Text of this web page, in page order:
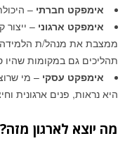
אימפקט חברתי –
אימפקט ארגוני – ייצור
ממצבת את מנהל/ת הלמידה
תהליכים גם במקומות שהיו
אימפקט עסקי – מי
היא נראות, פנים ארגונית
מה יוצא לארגון מזה?